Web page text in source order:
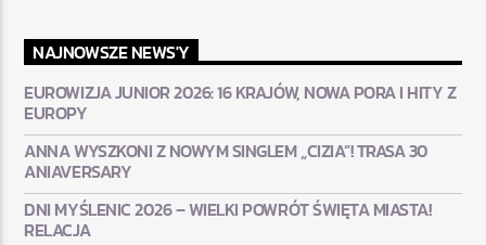
NAJNOWSZE NEWS'Y
EUROWIZJA JUNIOR 2026: 16 KRAJÓW, NOWA PORA I HITY Z
EUROPY
ANNA WYSZKONI Z NOWYM SINGLEM „CIZIA”! TRASA 30
ANIAVERSARY
DNI MYŚLENIC 2026 – WIELKI POWRÓT ŚWIĘTA MIASTA!
RELACJA